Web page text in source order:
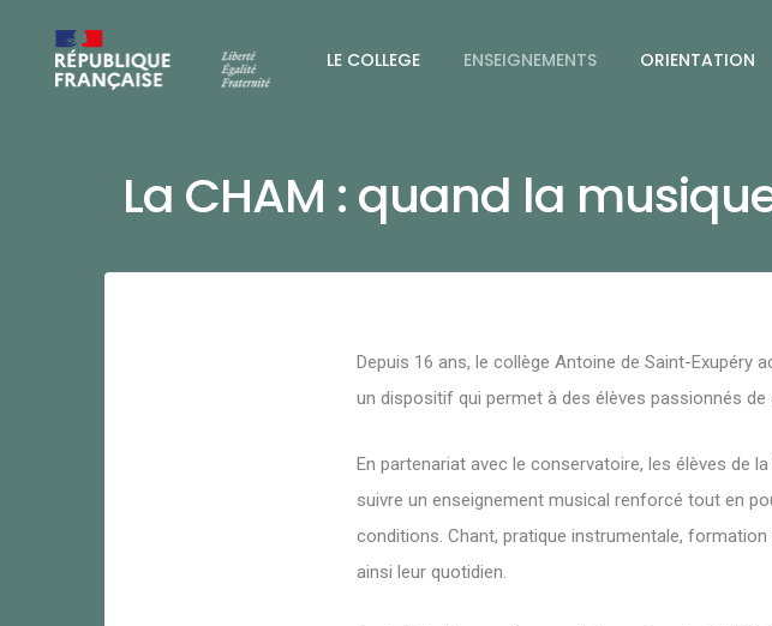
LE COLLEGE ENSEIGNEMENTS ORIENTATION
La CHAM : quand la
Depuis 16 ans, le collège Antoine de Saint-Exupéry
un dispositif qui permet à des élèves passionnés
En partenariat avec le conservatoire, les élèves de
suivre un enseignement musical renforcé tout en
conditions. Chant, pratique instrumentale,
ainsi leur quotidien.